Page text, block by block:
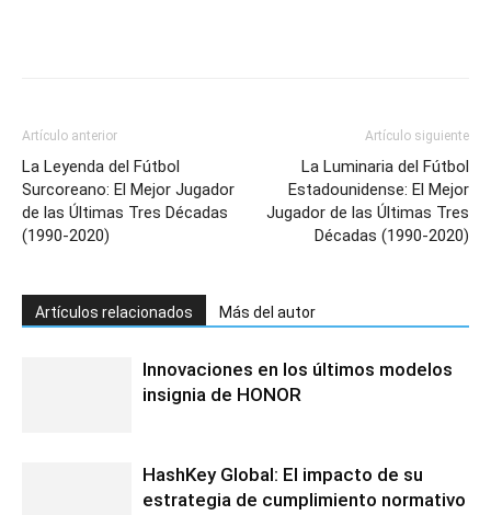
Artículo anterior
La Leyenda del Fútbol
Surcoreano: El Mejor Jugador
de las Últimas Tres Décadas
(1990-2020)
Artículo siguiente
La Luminaria del Fútbol
Estadounidense: El Mejor
Jugador de las Últimas Tres
Décadas (1990-2020)
Artículos relacionados Más del autor
Innovaciones en los últimos modelos
insignia de HONOR
HashKey Global: El impacto de su
estrategia de cumplimiento normativo